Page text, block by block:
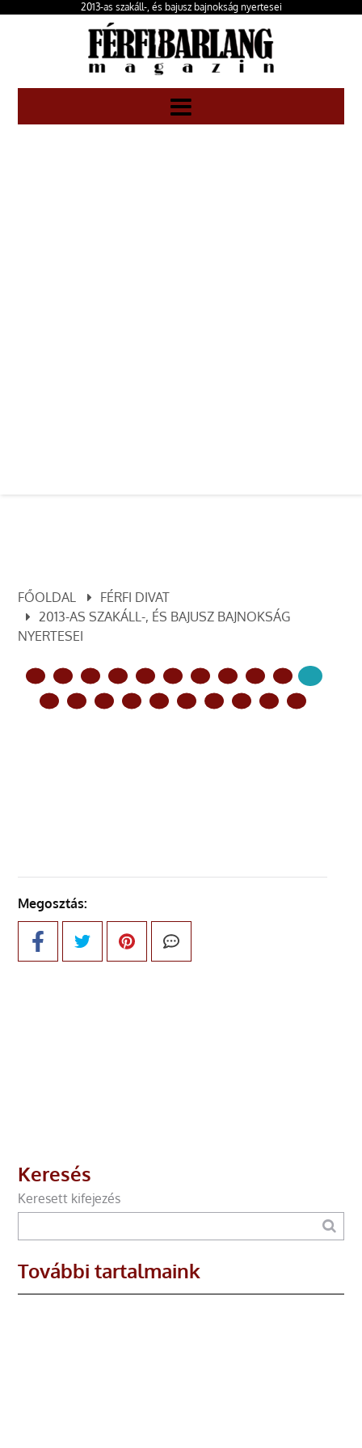
2013-as szakáll-, és bajusz bajnokság nyertesei
FŐOLDAL
FÉRFI DIVAT
2013-AS SZAKÁLL-, ÉS BAJUSZ BAJNOKSÁG
NYERTESEI
Megosztás:
Keresés
Keresett kifejezés
További tartalmaink